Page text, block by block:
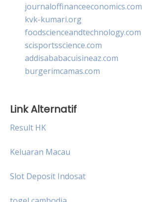
journaloffinanceeconomics.com
kvk-kumari.org
foodscienceandtechnology.com
scisportsscience.com
addisababacuisineaz.com
burgerimcamas.com
Link Alternatif
Result HK
Keluaran Macau
Slot Deposit Indosat